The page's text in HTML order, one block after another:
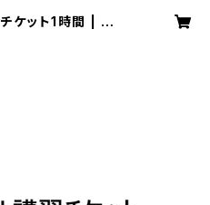
ケット1時間 | Au